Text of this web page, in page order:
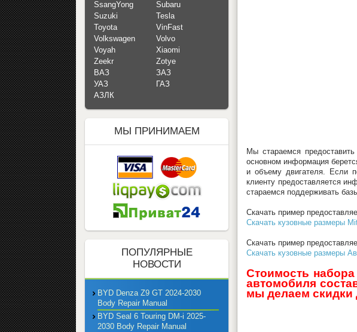
Мы стараемся
основном информация
и объему двигателя. Если
клиенту предоставляется
стараемся поддерживать
Скачать пример
Скачать кузовные размеры
Скачать пример
Скачать кузовные размеры
Стоимость
автомобиля
мы делаем скидки
SsangYong
Subaru
Suzuki
Tesla
Toyota
VinFast
Volkswagen
Volvo
Voyah
Xiaomi
Zeekr
Zotye
ВАЗ
ЗАЗ
УАЗ
ГАЗ
АЗЛК
МЫ ПРИНИМАЕМ
ПОПУЛЯРНЫЕ
НОВОСТИ
BYD Denza Z9 GT 2024-2030
Body Repair Manual
BYD Seal 6 Touring DM-i 2025-
2030 Body Repair Manual